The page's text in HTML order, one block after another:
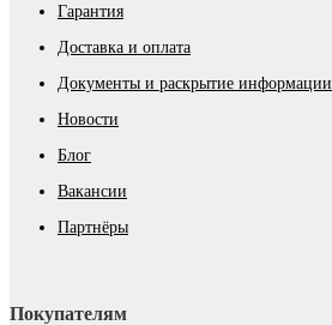
Гарантия
Доставка и оплата
Документы и раскрытие информации
Новости
Блог
Вакансии
Партнёры
Покупателям